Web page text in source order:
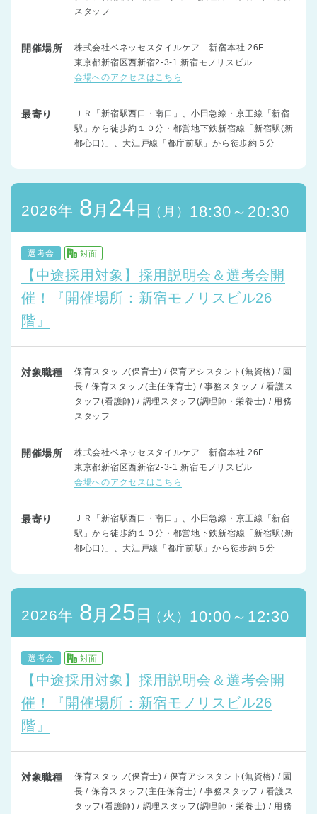
スタッフ
開催場所
株式会社ベネッセスタイルケア 新宿本社 26F
東京都新宿区西新宿2-3-1 新宿モノリスビル
会場へのアクセスはこちら
最寄り
ＪＲ「新宿駅西口・南口」、小田急線・京王線「新宿
駅」から徒歩約１０分・都営地下鉄新宿線「新宿駅(新
都心口)」、大江戸線「都庁前駅」から徒歩約５分
2026年 8 月 24 日 （月） 18:30～20:30
選考会 対面
【中途採用対象】採用説明会＆選考会開
催！『開催場所：新宿モノリスビル26
階』
対象職種
保育スタッフ(保育士) / 保育アシスタント(無資格) / 園
長 / 保育スタッフ(主任保育士) / 事務スタッフ / 看護ス
タッフ(看護師) / 調理スタッフ(調理師・栄養士) / 用務
スタッフ
開催場所
株式会社ベネッセスタイルケア 新宿本社 26F
東京都新宿区西新宿2-3-1 新宿モノリスビル
会場へのアクセスはこちら
最寄り
ＪＲ「新宿駅西口・南口」、小田急線・京王線「新宿
駅」から徒歩約１０分・都営地下鉄新宿線「新宿駅(新
都心口)」、大江戸線「都庁前駅」から徒歩約５分
2026年 8 月 25 日 （火） 10:00～12:30
選考会 対面
【中途採用対象】採用説明会＆選考会開
催！『開催場所：新宿モノリスビル26
階』
対象職種
保育スタッフ(保育士) / 保育アシスタント(無資格) / 園
長 / 保育スタッフ(主任保育士) / 事務スタッフ / 看護ス
タッフ(看護師) / 調理スタッフ(調理師・栄養士) / 用務